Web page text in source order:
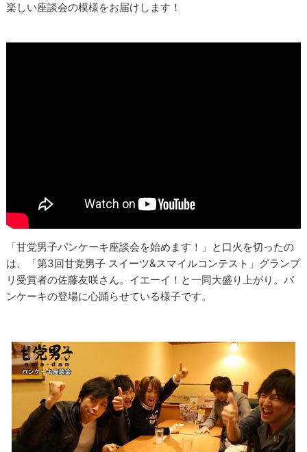
楽しい座談会の模様をお届けします！
「甘党男子パンケーキ座談会を始めます！」と口火を切ったの
は、「第3回甘党男子 スイーツ&スマイルコンテスト」グランプ
リ受賞者の佐藤友咲さん。イエーイ！と一同大盛り上がり。パ
ンケーキの登場に心踊らせている様子です。